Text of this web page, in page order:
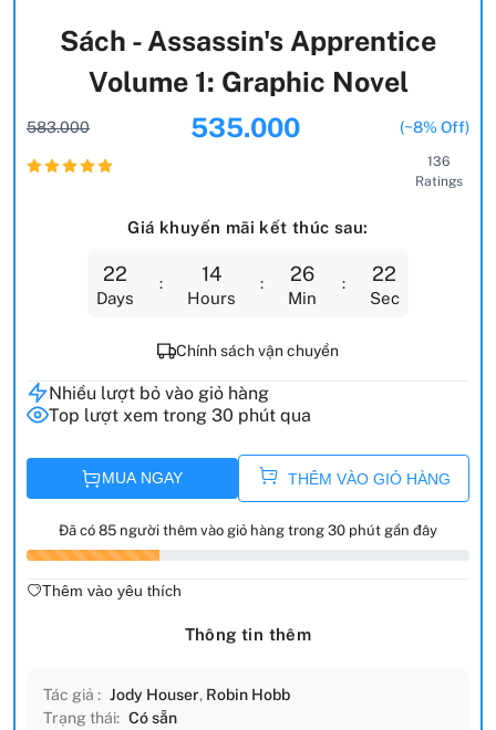
Sách - Assassin's Apprentice
Volume 1: Graphic Novel
583.000 535.000 (~8% Off)
136
Ratings
Giá khuyến mãi kết thúc sau:
22
Days
14
Hours
26
Min
21
Sec
Chính sách vận chuyển
Nhiều lượt bỏ vào giỏ hàng
Top lượt xem trong 30 phút qua
MUA NGAY THÊM VÀO GIỎ HÀNG
Đã có 85 người thêm vào giỏ hàng trong 30 phút gần đây
Thêm vào yêu thích
Thông tin thêm
Tác giả : Jody Houser, Robin Hobb
Trạng thái: Có sẵn